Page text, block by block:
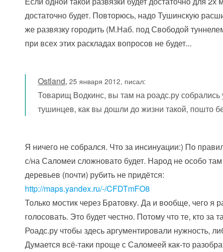
достаточно будет. Повторюсь, надо Тушинскую
же развязку городить (М.Наб. под Свободой
при всех этих раскладах вопросов не будет...
Ostland,25 января 2012, писал:
Товарищ Водкинс, вы там на роадс.ру
тушинцев, как вы дошли до жизни такой, пошто
Я ничего не собрался. Что за инсинуации:) По
с/на Саломеи сложновато будет. Народ не особо
деревьев (почти) рубить не придётся:
http://maps.yandex.ru/-/CFDTmFO8
Только мостик через Братовку. Да и вообще, чего я
голосовать. Это будет честно. Потому что те, кто
Роадс.ру чтобы здесь аргументировали нужность,
Думается всё-таки проще с Саломеей как-то